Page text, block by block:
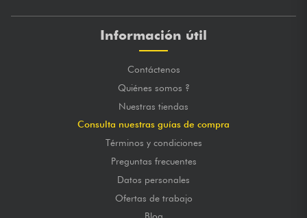
Información útil
Contáctenos
Quiénes somos ?
Nuestras tiendas
Consulta nuestras guías de compra
Términos y condiciones
Preguntas frecuentes
Datos personales
Ofertas de trabajo